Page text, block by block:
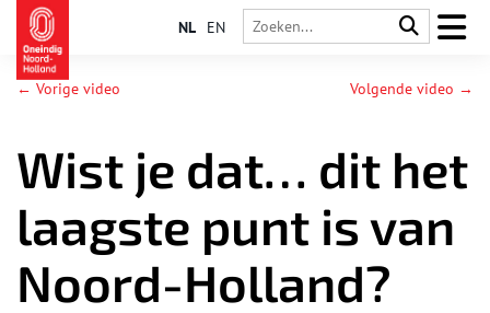
NL EN
← Vorige video Volgende video →
Wist je dat… dit het
laagste punt is van
Noord-Holland?